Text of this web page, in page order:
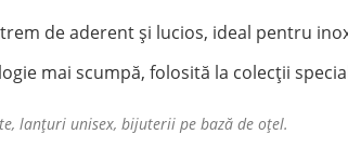
de aderent și lucios, ideal pentru
mai scumpă, folosită la colecții
lanțuri unisex, bijuterii pe bază de oțel.